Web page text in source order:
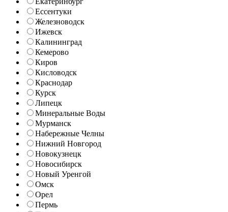
Ессентуки
Железноводск
Ижевск
Калининград
Кемерово
Киров
Кисловодск
Краснодар
Курск
Липецк
Минеральные Воды
Мурманск
Набережные Челны
Нижний Новгород
Новокузнецк
Новосибирск
Новый Уренгой
Омск
Орел
Пермь